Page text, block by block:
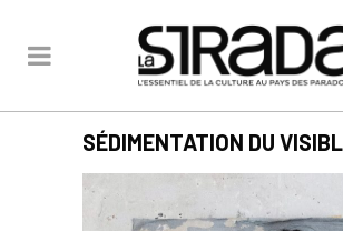
SÉDIMENTATION DU